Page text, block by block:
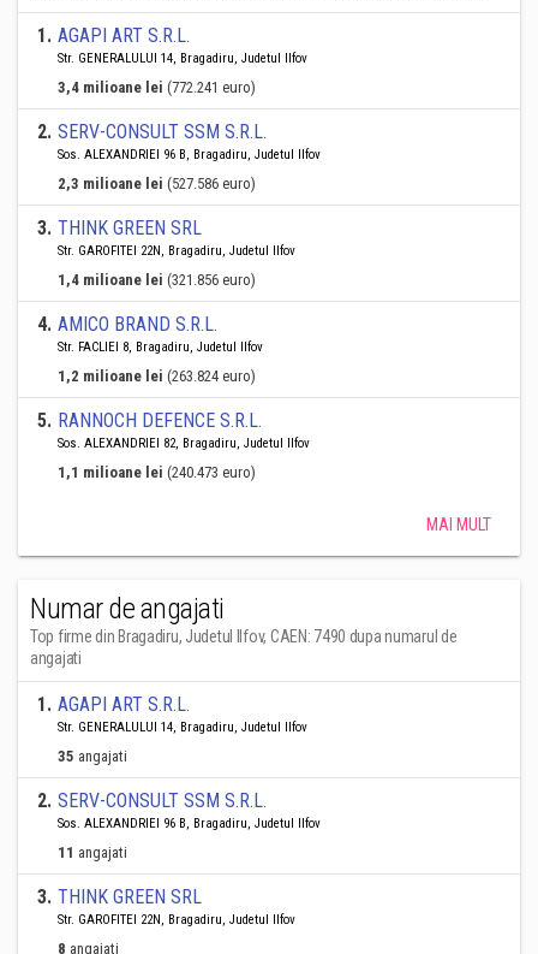
1. AGAPI ART S.R.L.
Str. GENERALULUI 14, Bragadiru, Judetul Ilfov
3,4 milioane lei (772.241 euro)
2. SERV-CONSULT SSM S.R.L.
Sos. ALEXANDRIEI 96 B, Bragadiru, Judetul Ilfov
2,3 milioane lei (527.586 euro)
3. THINK GREEN SRL
Str. GAROFITEI 22N, Bragadiru, Judetul Ilfov
1,4 milioane lei (321.856 euro)
4. AMICO BRAND S.R.L.
Str. FACLIEI 8, Bragadiru, Judetul Ilfov
1,2 milioane lei (263.824 euro)
5. RANNOCH DEFENCE S.R.L.
Sos. ALEXANDRIEI 82, Bragadiru, Judetul Ilfov
1,1 milioane lei (240.473 euro)
MAI MULT
Numar de angajati
Top firme din Bragadiru, Judetul Ilfov, CAEN: 7490 dupa numarul de
angajati
1. AGAPI ART S.R.L.
Str. GENERALULUI 14, Bragadiru, Judetul Ilfov
35 angajati
2. SERV-CONSULT SSM S.R.L.
Sos. ALEXANDRIEI 96 B, Bragadiru, Judetul Ilfov
11 angajati
3. THINK GREEN SRL
Str. GAROFITEI 22N, Bragadiru, Judetul Ilfov
8 angajati